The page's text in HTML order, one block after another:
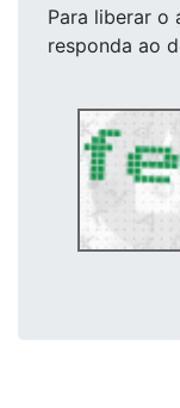
Para liberar o
responda ao